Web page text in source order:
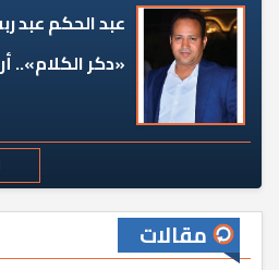
عبد الحكم عبد
«دكر الكلام»..
مقالات